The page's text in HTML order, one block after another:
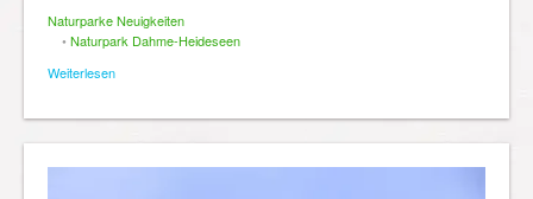
Naturparke Neuigkeiten
• Naturpark Dahme-Heideseen
Weiterlesen